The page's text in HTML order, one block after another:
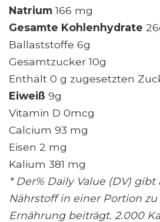
Natrium166 mg
Gesamte Kohlenhydrate
Ballaststoffe 6g
Gesamtzucker 10g
Enthält 0 g zugesetzten
Eiweiß 9g
Vitamin D 0mcg
Calcium 93 mg
Eisen 2 mg
Kalium 381 mg
* Der% Daily Value (DV)
Nährstoff in einer Portion
Ernährung beiträgt. 2.000